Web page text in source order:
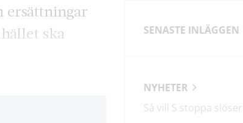
ersättningar
ska
SENASTE INLÄGGEN
NYHETER
Så vill S stoppa